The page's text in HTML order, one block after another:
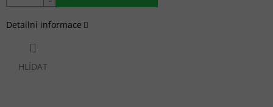
Detailní informace
HLÍDAT